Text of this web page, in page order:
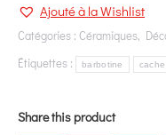
Ajouté à la Wishlist
Catégories : Céramiques,
Étiquettes :
barbotine
Share this product